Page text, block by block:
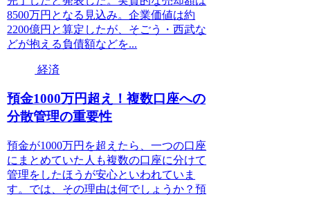
8500万円となる見込み。企業価値は約
2200億円と算定したが、そごう・西武な
どが抱える負債額などを...
経済
預金1000万円超え！複数口座への
分散管理の重要性
預金が1000万円を超えたら、一つの口座
にまとめていた人も複数の口座に分けて
管理をしたほうが安心といわれていま
す。では、その理由は何でしょうか？預